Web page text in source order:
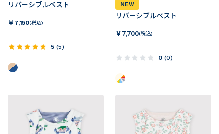
リバーシブルベスト
￥ 7,150(税込)
5 (5)
NEW
リバーシブルベスト
￥ 7,700(税込)
0 (0)